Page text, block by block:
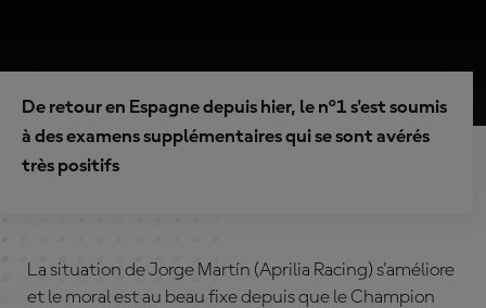
De retour en Espagne depuis hier, le n°1 s'est soumis
à des examens supplémentaires qui se sont avérés
très positifs
La situation de Jorge Martín (Aprilia Racing) s'améliore
et le moral est au beau fixe depuis que le Champion